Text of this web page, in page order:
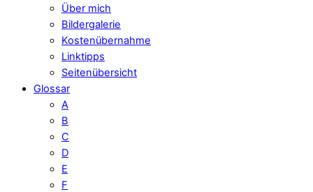
Über mich
Bildergalerie
Kostenübernahme
Linktipps
Seitenübersicht
Glossar
A
B
C
D
E
F